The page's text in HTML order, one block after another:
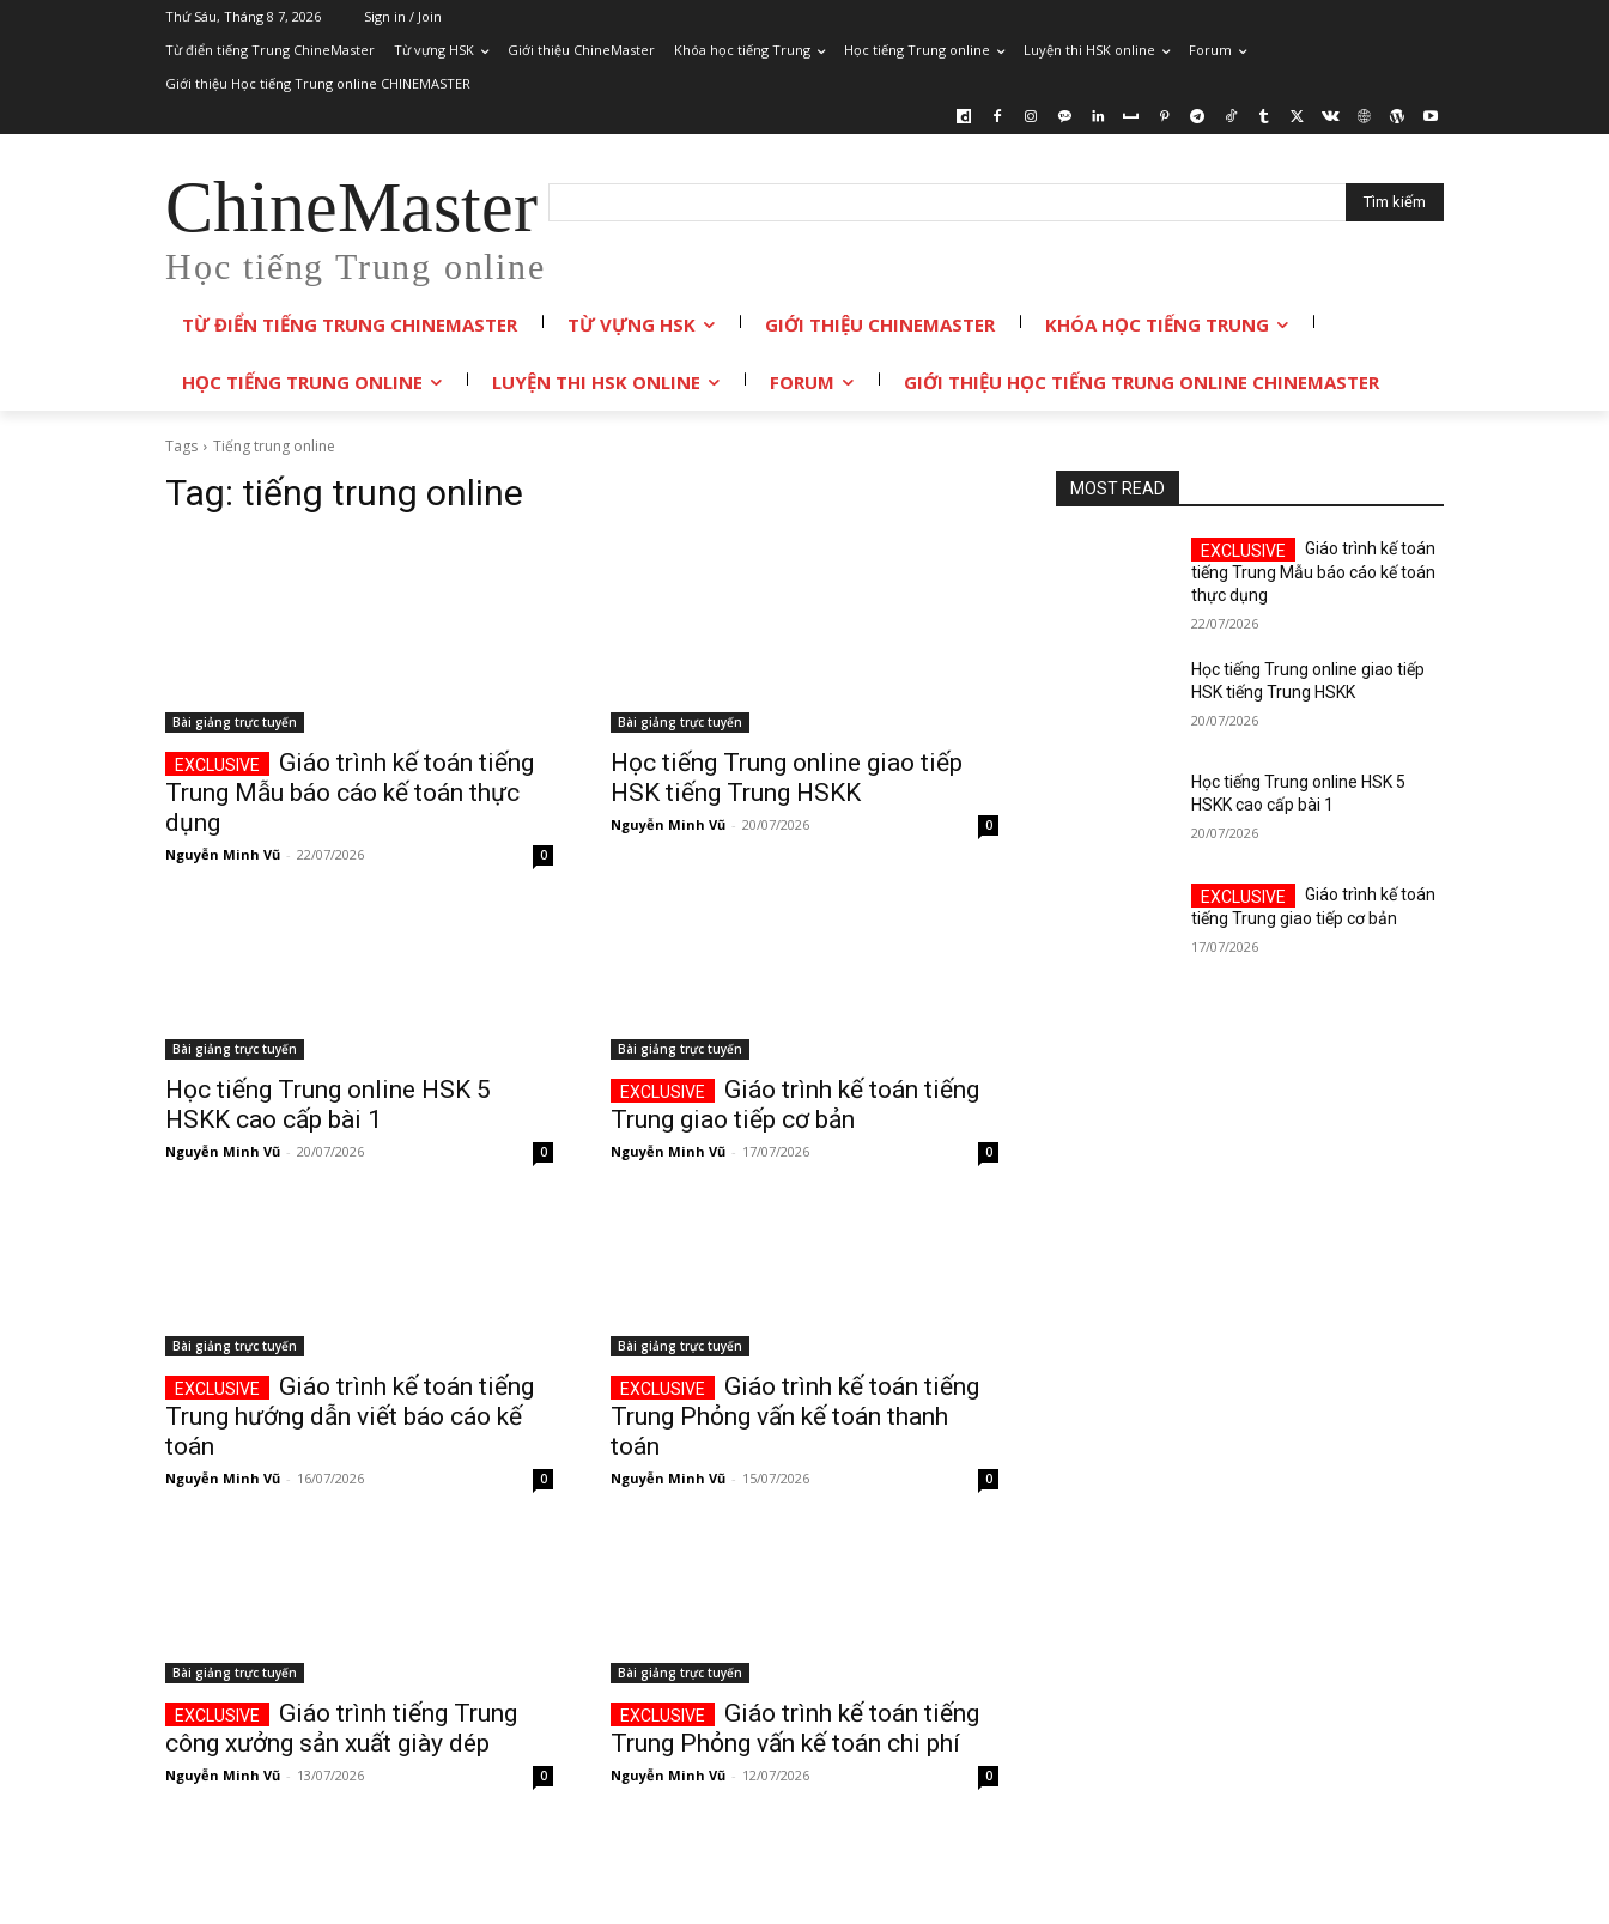
Thứ Sáu, Tháng 8 7, 2026
Sign in / Join
Từ điển tiếng Trung ChineMaster
Từ vựng HSK Giới thiệu ChineMaster Khóa học tiếng Trung Học tiếng Trung online Luyện thi HSK online
Forum
Giới thiệu Học tiếng Trung online CHINEMASTER
ChineMaster
Học tiếng Trung online
Tìm kiếm
TỪ ĐIỂN TIẾNG TRUNG CHINEMASTER TỪ VỰNG HSK GIỚI THIỆU CHINEMASTER KHÓA HỌC TIẾNG TRUNG
HỌC TIẾNG TRUNG ONLINE LUYỆN THI HSK ONLINE FORUM GIỚI THIỆU HỌC TIẾNG TRUNG ONLINE CHINEMASTER
Tags Tiếng trung online
Tag: tiếng trung online
Bài giảng trực tuyến
Giáo trình kế toán tiếng
Trung Mẫu báo cáo kế toán thực
dụng
Nguyễn Minh Vũ - 22/07/2026 0
Bài giảng trực tuyến
Học tiếng Trung online giao tiếp
HSK tiếng Trung HSKK
Nguyễn Minh Vũ - 20/07/2026 0
Bài giảng trực tuyến
Học tiếng Trung online HSK 5
HSKK cao cấp bài 1
Nguyễn Minh Vũ - 20/07/2026 0
Bài giảng trực tuyến
Giáo trình kế toán tiếng
Trung giao tiếp cơ bản
Nguyễn Minh Vũ - 17/07/2026 0
Bài giảng trực tuyến
Giáo trình kế toán tiếng
Trung hướng dẫn viết báo cáo kế
toán
Nguyễn Minh Vũ - 16/07/2026 0
Bài giảng trực tuyến
Giáo trình kế toán tiếng
Trung Phỏng vấn kế toán thanh
toán
Nguyễn Minh Vũ - 15/07/2026 0
Bài giảng trực tuyến
Giáo trình tiếng Trung
công xưởng sản xuất giày dép
Nguyễn Minh Vũ - 13/07/2026 0
Bài giảng trực tuyến
Giáo trình kế toán tiếng
Trung Phỏng vấn kế toán chi phí
Nguyễn Minh Vũ - 12/07/2026 0
MOST READ
Giáo trình kế toán
tiếng Trung Mẫu báo cáo kế toán
thực dụng
22/07/2026
Học tiếng Trung online giao tiếp
HSK tiếng Trung HSKK
20/07/2026
Học tiếng Trung online HSK 5
HSKK cao cấp bài 1
20/07/2026
Giáo trình kế toán
tiếng Trung giao tiếp cơ bản
17/07/2026